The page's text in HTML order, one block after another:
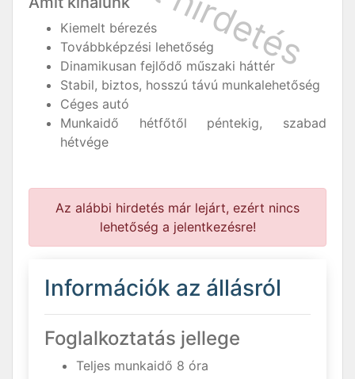
Kiemelt bérezés
Továbbképzési lehetőség
Dinamikusan fejlődő műszaki háttér
Stabil, biztos, hosszú távú munkalehetőség
Céges autó
Munkaidő hétfőtől péntekig, szabad
hétvége
Az alábbi hirdetés már lejárt, ezért nincs
lehetőség a jelentkezésre!
Információk az állásról
Foglalkoztatás jellege
Teljes munkaidő 8 óra